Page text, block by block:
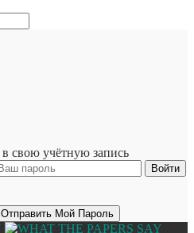
свою учётную запись